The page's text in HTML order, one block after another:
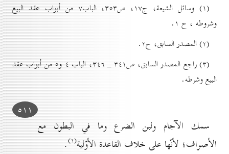
(۱) وسائل الشيعة، ج۱۷، ص۳٥۳، الباب۷ من أبواب عقد البيع
وشروطه ، ح ۱.
(۲) المصدر السابق، ح۲.
(۳) راجع المصدر السابق، ص۳٤۱ _ ۳٤٦، الباب ٤ و٥ من أبواب عقد
البيع وشرطه.
٥۱۱
سمك الآجام ولبن الضرع وما في البطون مع
الأصواف؛ لأنّها على خلاف القاعدة الأوّلية(۱) .